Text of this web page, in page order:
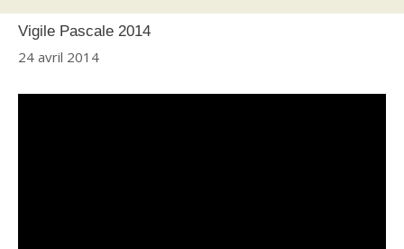
Vigile Pascale 2014
24 avril 2014